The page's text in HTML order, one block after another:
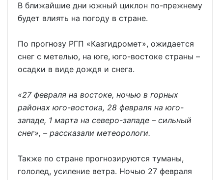
В ближайшие дни южный циклон по-прежнему
будет влиять на погоду в стране.
По прогнозу РГП «Казгидромет», ожидается
снег с метелью, на юге, юго-востоке страны –
осадки в виде дождя и снега.
«27 февраля на востоке, ночью в горных
районах юго-востока, 28 февраля на юго-
западе, 1 марта на северо-западе – сильный
снег», – рассказали метеорологи.
Также по стране прогнозируются туманы,
гололед, усиление ветра. Ночью 27 февраля